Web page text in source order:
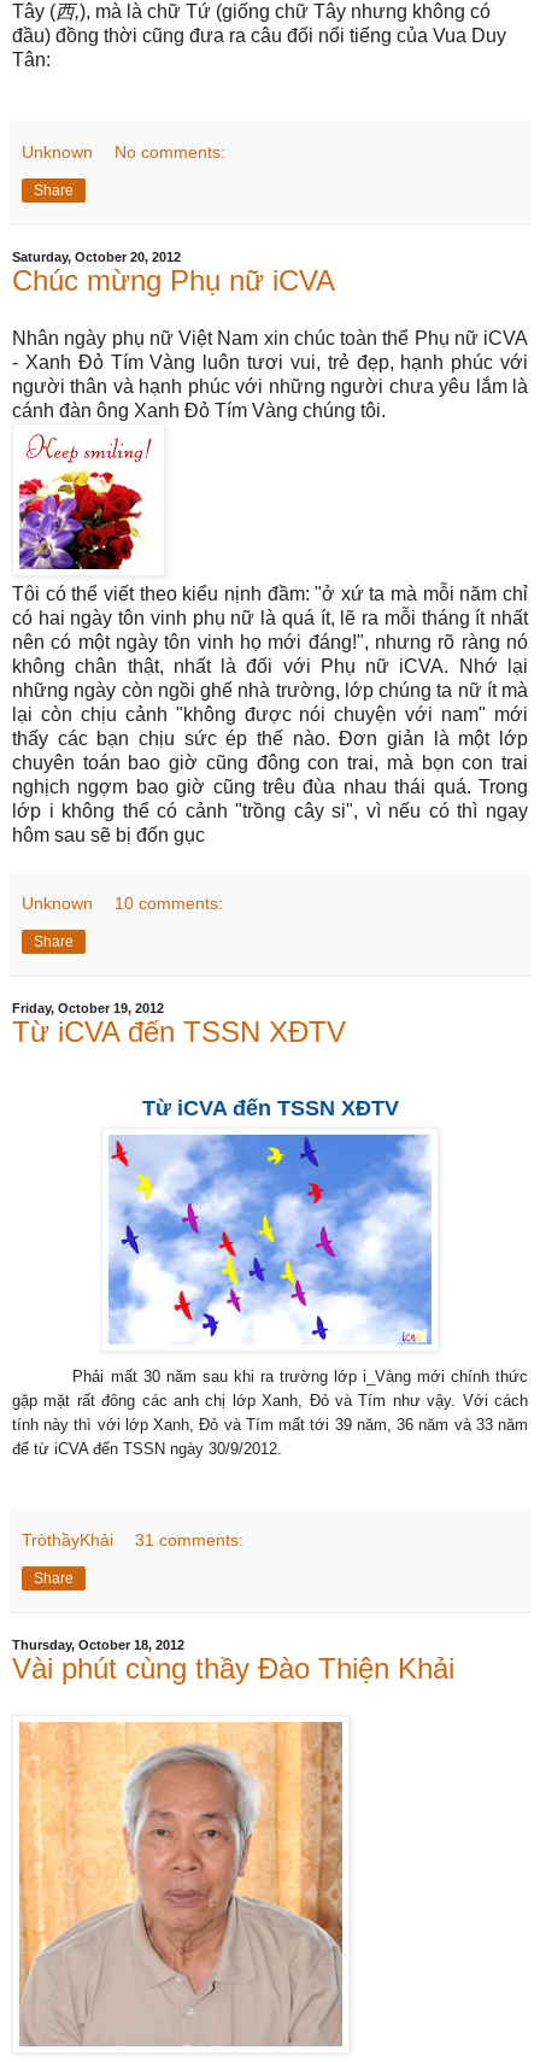
Tây (西,), mà là chữ Tứ (giống chữ Tây nhưng không có
đầu) đồng thời cũng đưa ra câu đối nổi tiếng của Vua Duy
Tân:
Unknown No comments:
Share
Saturday, October 20, 2012
Chúc mừng Phụ nữ iCVA
Nhân ngày phụ nữ Việt Nam xin chúc toàn thể Phụ nữ iCVA
- Xanh Đỏ Tím Vàng luôn tươi vui, trẻ đẹp, hạnh phúc với
người thân và hạnh phúc với những người chưa yêu lắm là
cánh đàn ông Xanh Đỏ Tím Vàng chúng tôi.
Tôi có thể viết theo kiểu nịnh đầm: "ở xứ ta mà mỗi năm chỉ
có hai ngày tôn vinh phụ nữ là quá ít, lẽ ra mỗi tháng ít nhất
nên có một ngày tôn vinh họ mới đáng!", nhưng rõ ràng nó
không chân thật, nhất là đối với Phụ nữ iCVA. Nhớ lại
những ngày còn ngồi ghế nhà trường, lớp chúng ta nữ ít mà
lại còn chịu cảnh "không được nói chuyện với nam" mới
thấy các bạn chịu sức ép thế nào. Đơn giản là một lớp
chuyên toán bao giờ cũng đông con trai, mà bọn con trai
nghịch ngợm bao giờ cũng trêu đùa nhau thái quá. Trong
lớp i không thể có cảnh "trồng cây si", vì nếu có thì ngay
hôm sau sẽ bị đốn gục
Unknown 10 comments:
Share
Friday, October 19, 2012
Từ iCVA đến TSSN XĐTV
Từ iCVA đến TSSN XĐTV
Phải mất 30 năm sau khi ra trường lớp i_Vàng mới chính thức
gặp mặt rất đông các anh chị lớp Xanh, Đỏ và Tím như vậy. Với cách
tính này thì với lớp Xanh, Đỏ và Tím mất tới 39 năm, 36 năm và 33 năm
để từ iCVA đến TSSN ngày 30/9/2012.
TròthầyKhải 31 comments:
Share
Thursday, October 18, 2012
Vài phút cùng thầy Đào Thiện Khải